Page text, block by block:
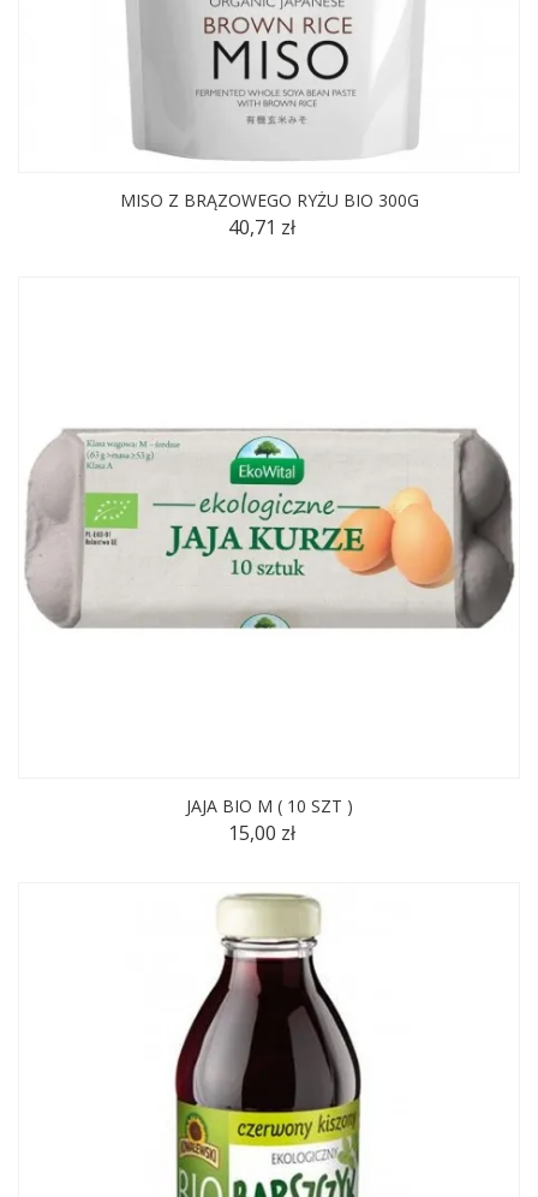
MISO Z BRĄZOWEGO RYŻU BIO 300G
40,71 zł
JAJA BIO M ( 10 SZT )
15,00 zł